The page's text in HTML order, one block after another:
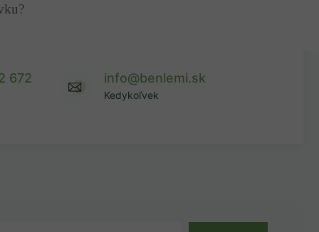
672 info@benlemi.sk
Kedykoľvek